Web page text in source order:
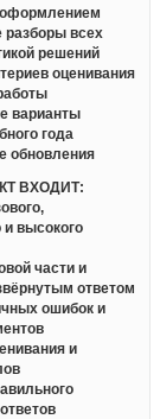
разборы всех
решений
оценивания
варианты
года
обновления
ВХОДИТ:
высокого
части и
ответом
ошибок и
и